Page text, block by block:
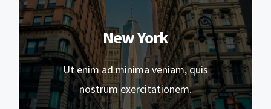
New York
Ut enim ad minima veniam, quis
nostrum exercitationem.